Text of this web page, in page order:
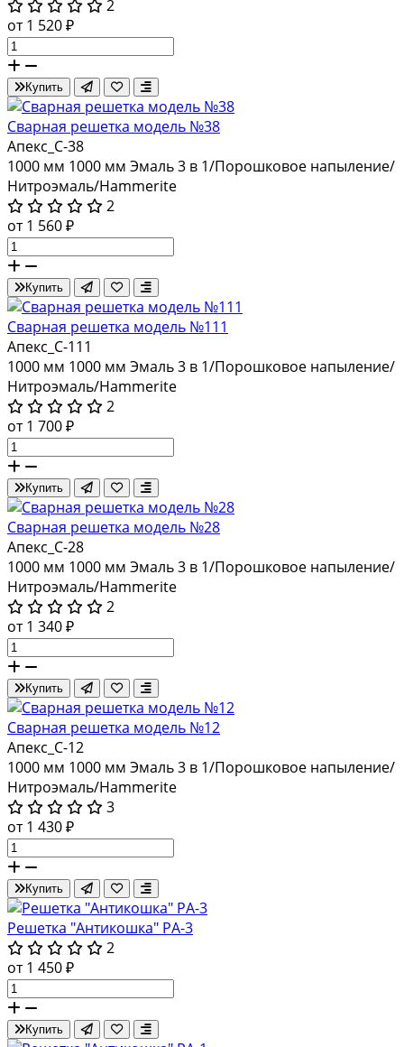
2
от 1 520 ₽
Купить
Сварная решетка модель №38
Апекс_С-38
1000 мм 1000 мм Эмаль 3 в 1/Порошковое напыление/
Нитроэмаль/Hammerite
2
от 1 560 ₽
Купить
Сварная решетка модель №111
Апекс_С-111
1000 мм 1000 мм Эмаль 3 в 1/Порошковое напыление/
Нитроэмаль/Hammerite
2
от 1 700 ₽
Купить
Сварная решетка модель №28
Апекс_С-28
1000 мм 1000 мм Эмаль 3 в 1/Порошковое напыление/
Нитроэмаль/Hammerite
2
от 1 340 ₽
Купить
Сварная решетка модель №12
Апекс_С-12
1000 мм 1000 мм Эмаль 3 в 1/Порошковое напыление/
Нитроэмаль/Hammerite
3
от 1 430 ₽
Купить
Решетка "Антикошка" РА-3
2
от 1 450 ₽
Купить